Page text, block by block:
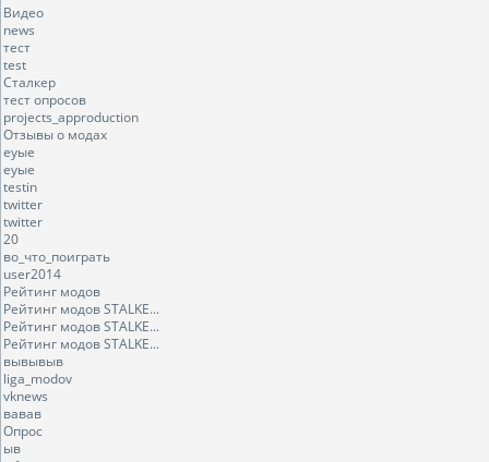
Видео
news
тест
test
Сталкер
тест опросов
projects_approduction
Отзывы о модах
еуые
еуые
testin
twitter
twitter
20
во_что_поиграть
user2014
Рейтинг модов
Рейтинг модов STALKE...
Рейтинг модов STALKE...
Рейтинг модов STALKE...
вывывыв
liga_modov
vknews
вавав
Опрос
ыв